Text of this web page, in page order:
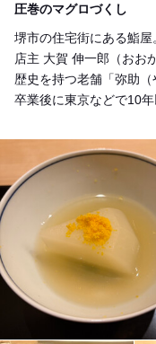
圧巻のマグロづくし
堺市の住宅街にある鮨屋
店主 大賀 伸一郎（おお
歴史を持つ老舗「弥助
卒業後に東京などで10